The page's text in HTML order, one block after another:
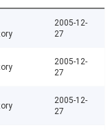
2005-12-
27
2005-12-
27
2005-12-
27